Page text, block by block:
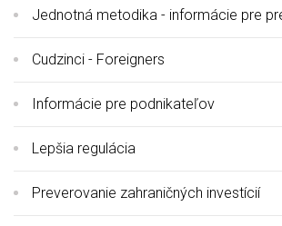
Jednotná metodika - informácie pre
Cudzinci - Foreigners
Informácie pre podnikateľov
Lepšia regulácia
Preverovanie zahraničných investícií